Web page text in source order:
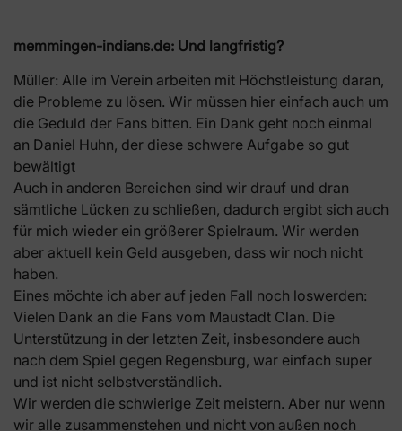
memmingen-indians.de: Und langfristig?
Müller: Alle im Verein arbeiten mit Höchstleistung daran,
die Probleme zu lösen. Wir müssen hier einfach auch um
die Geduld der Fans bitten. Ein Dank geht noch einmal
an Daniel Huhn, der diese schwere Aufgabe so gut
bewältigt
Auch in anderen Bereichen sind wir drauf und dran
sämtliche Lücken zu schließen, dadurch ergibt sich auch
für mich wieder ein größerer Spielraum. Wir werden
aber aktuell kein Geld ausgeben, dass wir noch nicht
haben.
Eines möchte ich aber auf jeden Fall noch loswerden:
Vielen Dank an die Fans vom Maustadt Clan. Die
Unterstützung in der letzten Zeit, insbesondere auch
nach dem Spiel gegen Regensburg, war einfach super
und ist nicht selbstverständlich.
Wir werden die schwierige Zeit meistern. Aber nur wenn
wir alle zusammenstehen und nicht von außen noch